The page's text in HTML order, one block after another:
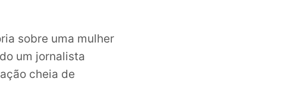
sobre uma mulher
um jornalista
cheia de